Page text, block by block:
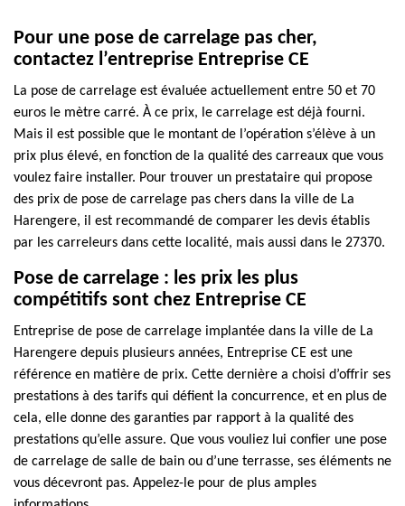
Pour une pose de carrelage pas cher,
contactez l’entreprise Entreprise CE
La pose de carrelage est évaluée actuellement entre 50 et 70
euros le mètre carré. À ce prix, le carrelage est déjà fourni.
Mais il est possible que le montant de l’opération s’élève à un
prix plus élevé, en fonction de la qualité des carreaux que vous
voulez faire installer. Pour trouver un prestataire qui propose
des prix de pose de carrelage pas chers dans la ville de La
Harengere, il est recommandé de comparer les devis établis
par les carreleurs dans cette localité, mais aussi dans le 27370.
Pose de carrelage : les prix les plus
compétitifs sont chez Entreprise CE
Entreprise de pose de carrelage implantée dans la ville de La
Harengere depuis plusieurs années, Entreprise CE est une
référence en matière de prix. Cette dernière a choisi d’offrir ses
prestations à des tarifs qui défient la concurrence, et en plus de
cela, elle donne des garanties par rapport à la qualité des
prestations qu’elle assure. Que vous vouliez lui confier une pose
de carrelage de salle de bain ou d’une terrasse, ses éléments ne
vous décevront pas. Appelez-le pour de plus amples